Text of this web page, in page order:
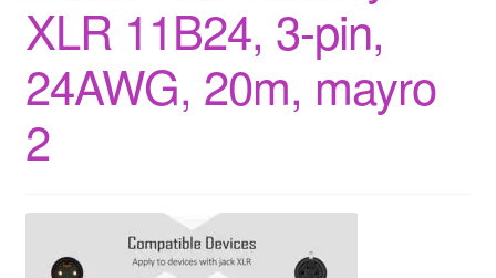
XLR 11B24, 3-pin,
24AWG, 20m, mayro
2